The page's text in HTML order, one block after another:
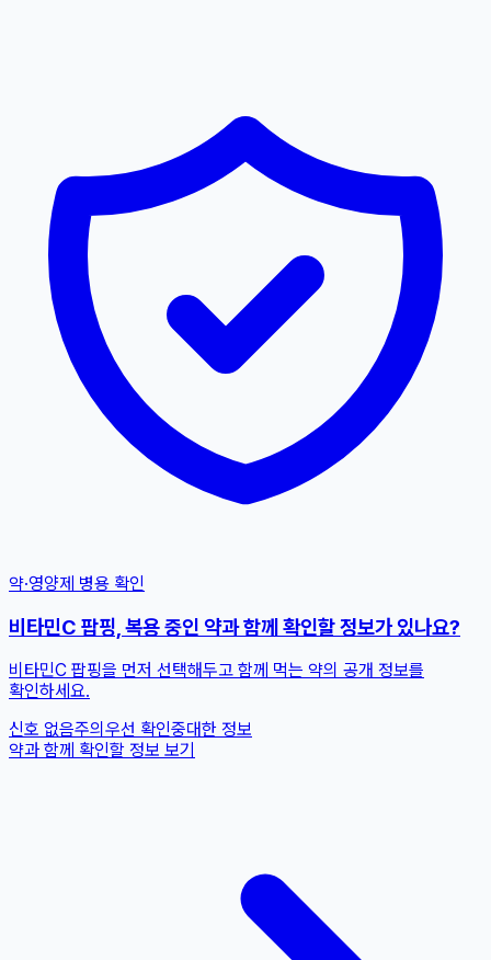
약·영양제 병용 확인
비타민C 팝핑, 복용 중인 약과 함께 확인할 정보가 있나요?
비타민C 팝핑을 먼저 선택해두고 함께 먹는 약의 공개 정보를
확인하세요.
신호 없음주의 우선 확인중대한 정보
약과 함께 확인할 정보 보기